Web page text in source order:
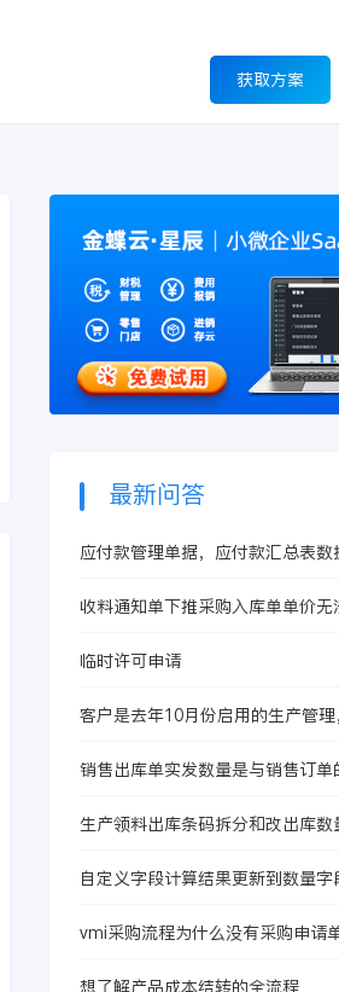
获取方案
最新问答
应付款管理单据，应付款汇总表数
收料通知单下推采购入库单单价无
临时许可申请
客户是去年10月份启用的生产管
销售出库单实发数量是与销售订单
生产领料出库条码拆分和改出库数
自定义字段计算结果更新到数量字
vmi采购流程为什么没有采购申请单